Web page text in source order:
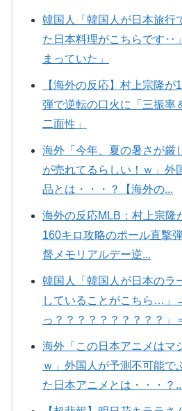
韓国人「韓国人が日本旅行
た日本料理がこちらです‥
まっていた」
【海外の反応】村上宗隆
弾で逆転の口火に「三振率
二面性」
海外「今年、夏の暑さが厳
が売れてるらしい！ｗ」外
品とは・・・？【海外の...
海外の反応MLB：村上宗隆
160キロ攻略のポール直撃
督メモリアルデー逆...
韓国人「韓国人が日本のラ
していることがこちら…」
っ？？？？？？？？？？」
海外「この日本アニメはマ
ｗ」外国人が予測不可能で
た日本アニメとは・・・？